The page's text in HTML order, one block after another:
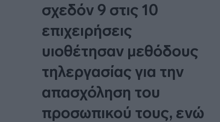
σχεδόν 9 στις 10
επιχειρήσεις
υιοθέτησαν μεθόδους
τηλεργασίας για την
απασχόληση του
προσωπικού τους, ενώ